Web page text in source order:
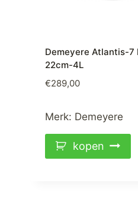
Demeyere Atlantis-7
22cm-4L
€289,00
Merk: Demeyere
kopen